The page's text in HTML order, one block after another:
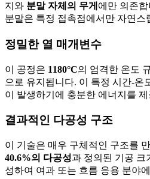
지와 분말 자체의 무게 에만 의존
분말은 특정 접촉점에서만 자연스
정밀한 열 매개변수
이 공정은 1180°C의 엄격한 온도
으로 유지됩니다. 이 특정 시간-온
이 발생하기에 충분한 에너지를
결과적인 다공성 구조
이 기술은 매우 구체적인 구조를
40.6%의 다공성과 정의된 기공 크
성하여 여과 또는 흐름 응용 분야